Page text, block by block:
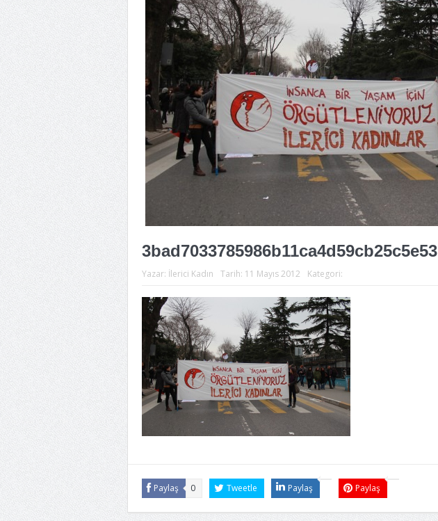
3bad7033785986b11ca4d59cb25c5e53
Yazar: İlerici Kadın Tarih: 11 Mayıs 2012 Kategori:
Paylaş 0 Tweetle Paylaş Paylaş